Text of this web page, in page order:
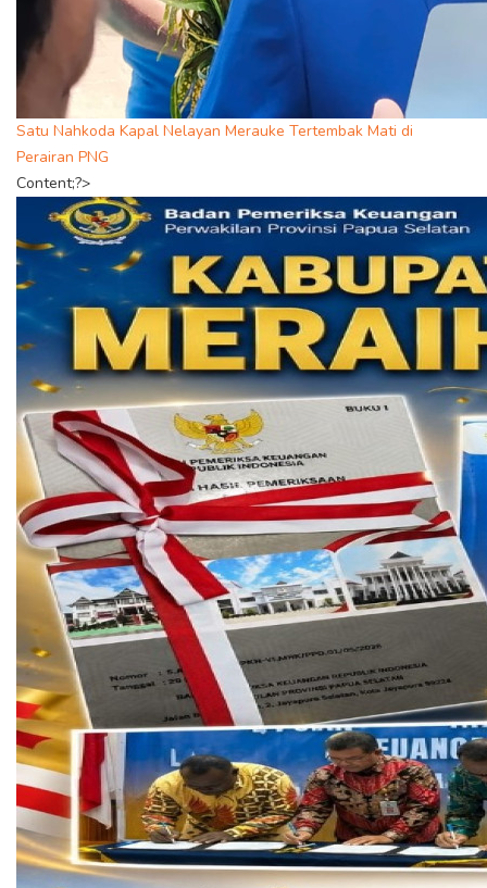
Satu Nahkoda Kapal Nelayan Merauke Tertembak Mati di
Perairan PNG
Content;?>